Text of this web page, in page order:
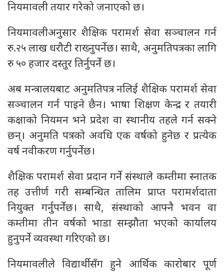
नियमावली तयार गरेको जनाएको छ।
नियमावलीअनुसार शैक्षिक परामर्श सेवा सञ्चालन गर्न
रु.२५ लाख धरौटी राख्नुपर्नेछ। साथै, अनुमतिपत्रका लागि
रु ५० हजार दस्तुर तिर्नुपर्ने छ।
अब मन्त्रालयबाट अनुमतिपत्र नलिई शैक्षिक परामर्श सेवा
सञ्चालन गर्न पाइने छैन। भाषा शिक्षण केन्द्र र तयारी
कक्षाको नियमन भने प्रदेश वा स्थानीय तहले गर्न सक्ने
छन्। अनुमति पत्रको अवधि एक वर्षको हुनेछ र प्रत्येक
वर्ष नवीकरण गर्नुपर्नेछ।
शैक्षिक परामर्श सेवा प्रदान गर्ने संस्थाले कम्तीमा स्नातक
तह उत्तीर्ण गरी सम्बन्धित तालिम प्राप्त परामर्शदाता
नियुक्त गर्नुपर्नेछ। साथै, संस्थाको आफ्नै भवन वा
कम्तीमा तीन वर्षको भाडा सम्झौता भएको कार्यालय
हुनुपर्ने व्यवस्था गरिएको छ।
नियमावलीले विद्यार्थीसँग हुने आर्थिक कारोबार पूर्ण